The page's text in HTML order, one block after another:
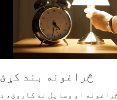
څراغونه بند کړئ
او وسایل نه کاروئ، د